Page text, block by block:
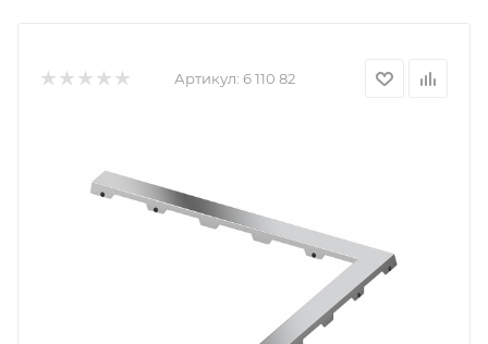
Артикул: 6 110 82